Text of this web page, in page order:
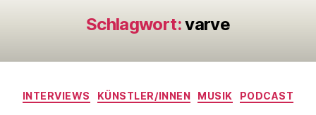
Schlagwort:varve
Kategorien
INTERVIEWS KÜNSTLER/INNEN MUSIK PODCAST